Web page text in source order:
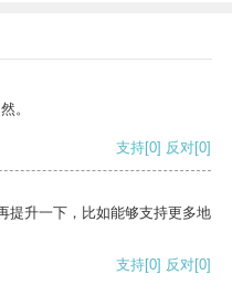
。
支持[0] 反对[0]
提升一下，比如能够支持更多地
支持[0] 反对[0]